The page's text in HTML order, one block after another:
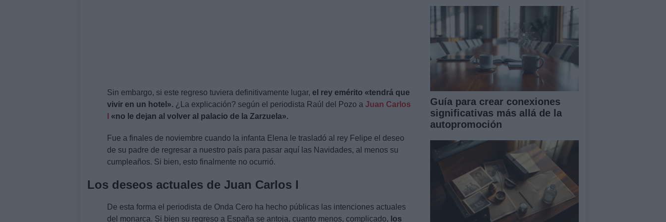
Sin embargo, si este regreso tuviera definitivamente lugar, el rey emérito «tendrá que
vivir en un hotel». ¿La explicación? según el periodista Raúl del Pozo a Juan Carlos
«no le dejan al volver al palacio de la Zarzuela».
Fue a finales de noviembre cuando la infanta Elena le trasladó al rey Felipe el deseo
de su padre de regresar a nuestro país para pasar aquí las Navidades, al menos su
cumpleaños. Si bien, esto finalmente no ocurrió.
Los deseos actuales de Juan Carlos I
De esta forma el periodista de Onda Cero ha hecho públicas las intenciones actuales
del monarca. Si bien su regreso a España se antoja, cuanto menos, complicado, los
Guía para crear conexiones
significativas más allá de la
autopromoción